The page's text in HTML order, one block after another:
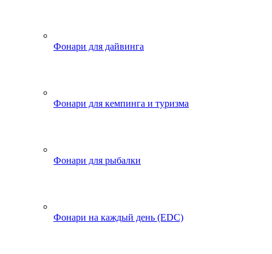
Фонари для дайвинга
Фонари для кемпинга и туризма
Фонари для рыбалки
Фонари на каждый день (EDC)